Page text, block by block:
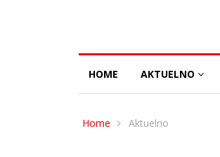
HOME AKTUELNO
Home Aktuelno